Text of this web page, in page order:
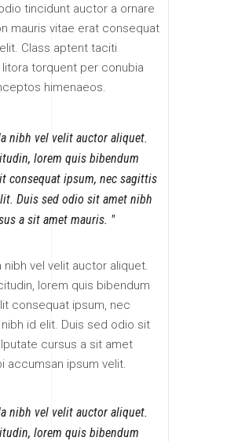
tincidunt auctor a ornare
mauris vitae erat consequat
Class aptent taciti
torquent per conubia
himenaeos.
nibh vel velit auctor aliquet.
lorem quis bibendum
consequat ipsum, nec sagittis
Duis sed odio sit amet nibh
a sit amet mauris.
nibh vel velit auctor aliquet.
lorem quis bibendum
consequat ipsum, nec
id elit. Duis sed odio sit
cursus a sit amet
accumsan ipsum velit.
nibh vel velit auctor aliquet.
lorem quis bibendum